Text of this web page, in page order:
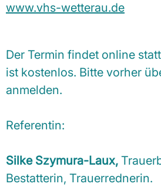
www.vhs-wetterau.de
Der Termin findet online
ist kostenlos. Bitte vorher
anmelden.
Referentin:
Silke Szymura-Laux,
Bestatterin, Trauerrednerin.